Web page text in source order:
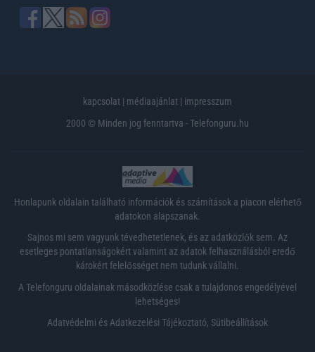
kapcsolat | médiaajánlat | impresszum
2000 © Minden jog fenntartva - Telefonguru.hu
Honlapunk oldalain található információk és számítások a piacon elérhető
adatokon alapszanak.
Sajnos mi sem vagyunk tévedhetetlenek, és az adatközlők sem. Az
esetleges pontatlanságokért valamint az adatok felhasználásból eredő
károkért felelősséget nem tudunk vállalni.
A Telefonguru oldalainak másodközlése csak a tulajdonos engedélyével
lehetséges!
Adatvédelmi és Adatkezelési Tájékoztató, Sütibeállítások